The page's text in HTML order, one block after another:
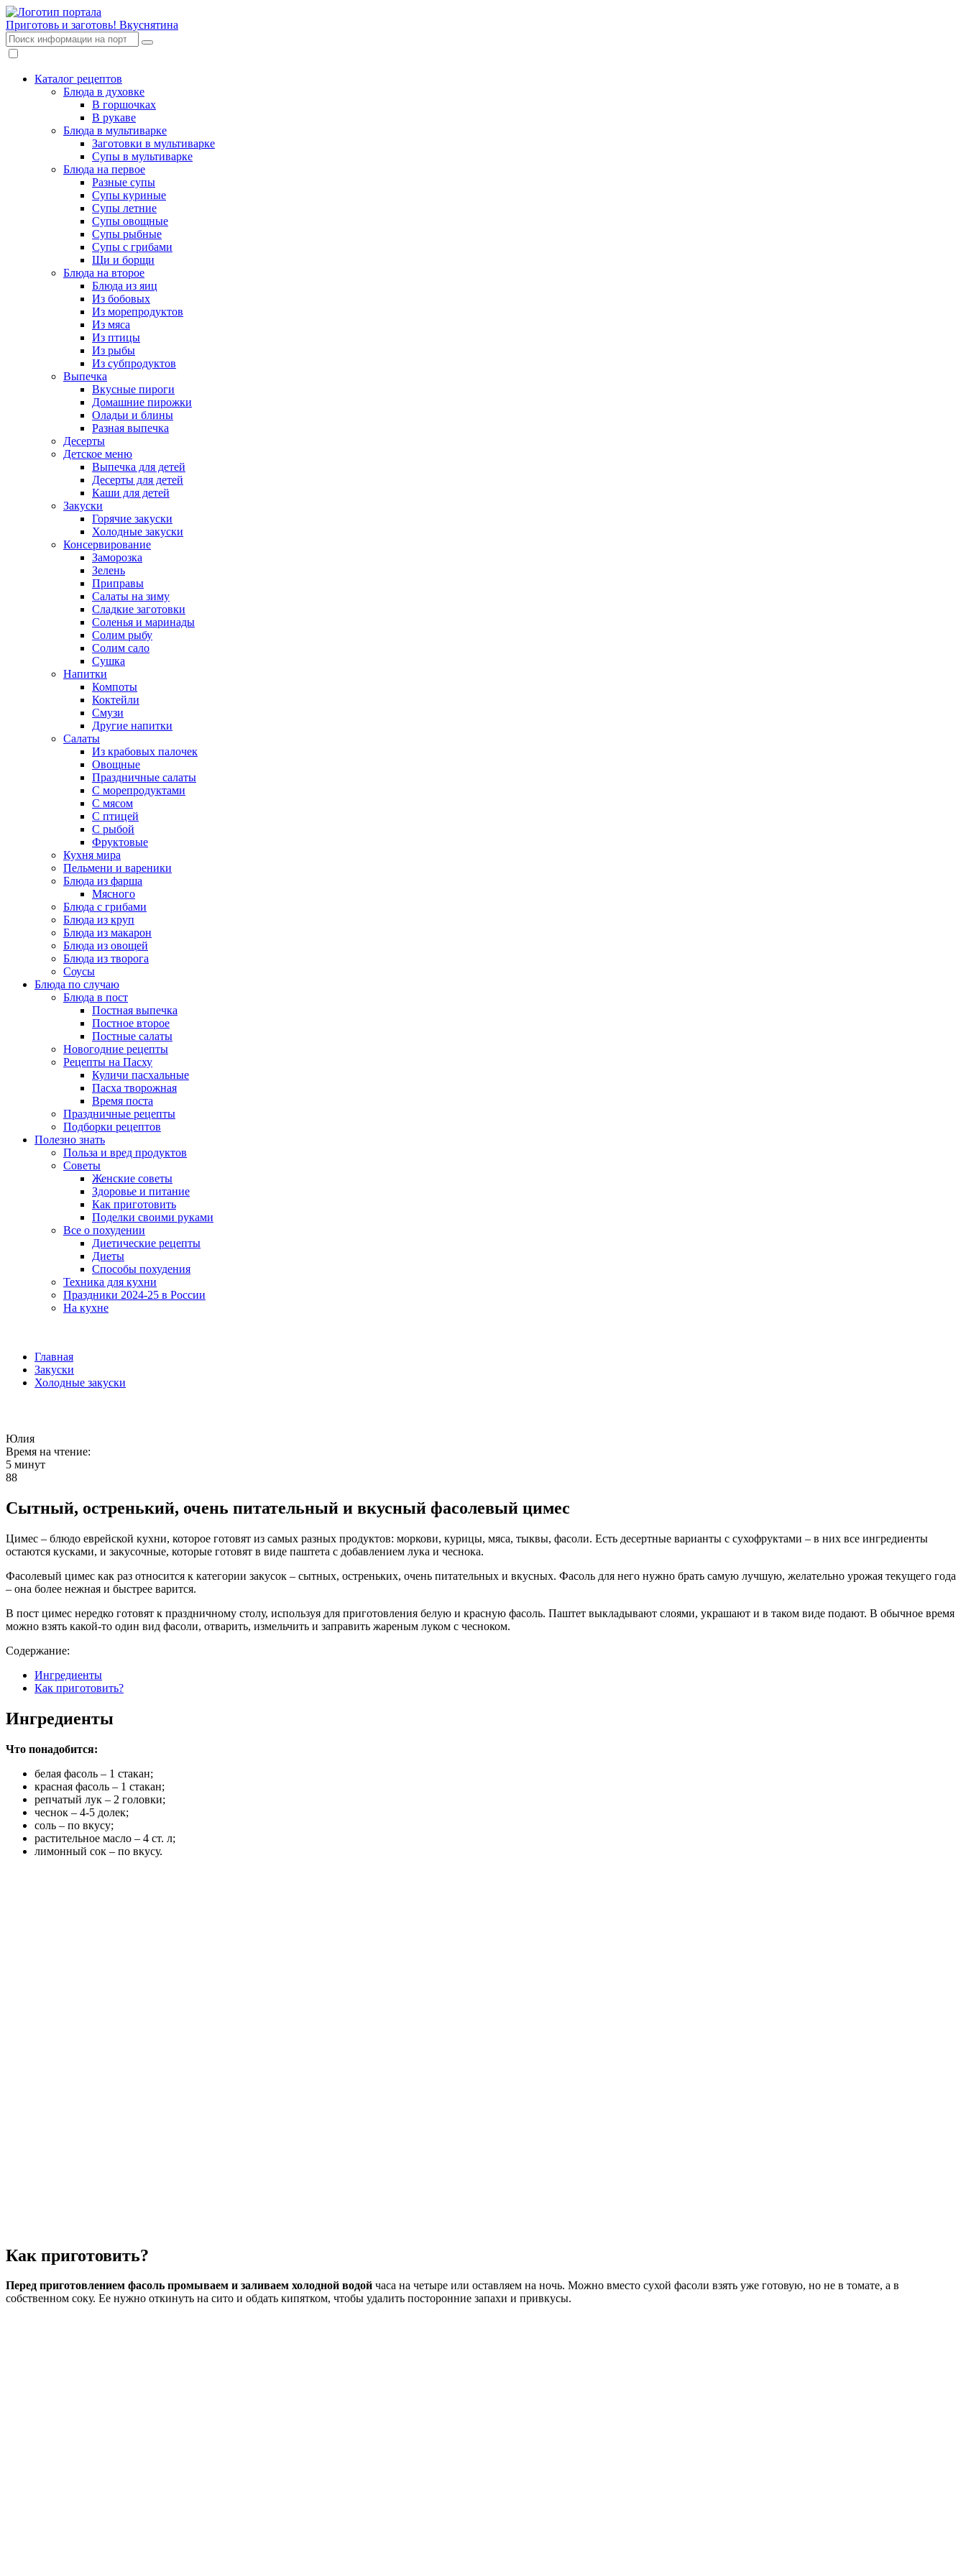
Приготовь и заготовь! Вкуснятина
Каталог рецептов
Блюда в духовке
В горшочках
В рукаве
Блюда в мультиварке
Заготовки в мультиварке
Супы в мультиварке
Блюда на первое
Разные супы
Супы куриные
Супы летние
Супы овощные
Супы рыбные
Супы с грибами
Щи и борщи
Блюда на второе
Блюда из яиц
Из бобовых
Из морепродуктов
Из мяса
Из птицы
Из рыбы
Из субпродуктов
Выпечка
Вкусные пироги
Домашние пирожки
Оладьи и блины
Разная выпечка
Десерты
Детское меню
Выпечка для детей
Десерты для детей
Каши для детей
Закуски
Горячие закуски
Холодные закуски
Консервирование
Заморозка
Зелень
Приправы
Салаты на зиму
Сладкие заготовки
Соленья и маринады
Солим рыбу
Солим сало
Сушка
Напитки
Компоты
Коктейли
Смузи
Другие напитки
Салаты
Из крабовых палочек
Овощные
Праздничные салаты
С морепродуктами
С мясом
С птицей
С рыбой
Фруктовые
Кухня мира
Пельмени и вареники
Блюда из фарша
Мясного
Блюда с грибами
Блюда из круп
Блюда из макарон
Блюда из овощей
Блюда из творога
Соусы
Блюда по случаю
Блюда в пост
Постная выпечка
Постное второе
Постные салаты
Новогодние рецепты
Рецепты на Пасху
Куличи пасхальные
Пасха творожная
Время поста
Праздничные рецепты
Подборки рецептов
Полезно знать
Польза и вред продуктов
Советы
Женские советы
Здоровье и питание
Как приготовить
Поделки своими руками
Все о похудении
Диетические рецепты
Диеты
Способы похудения
Техника для кухни
Праздники 2024-25 в России
На кухне
Главная
Закуски
Холодные закуски
Юлия
Время на чтение:
5 минут
88
Сытный, остренький, очень питательный и вкусный фасолевый цимес
Цимес – блюдо еврейской кухни, которое готовят из самых разных продуктов: моркови, курицы, мяса, тыквы, фасоли. Есть десертные варианты с сухофруктами – в них все ингредиенты
остаются кусками, и закусочные, которые готовят в виде паштета с добавлением лука и чеснока.
Фасолевый цимес как раз относится к категории закусок – сытных, остреньких, очень питательных и вкусных. Фасоль для него нужно брать самую лучшую, желательно урожая текущего года
– она более нежная и быстрее варится.
В пост цимес нередко готовят к праздничному столу, используя для приготовления белую и красную фасоль. Паштет выкладывают слоями, украшают и в таком виде подают. В обычное время
можно взять какой-то один вид фасоли, отварить, измельчить и заправить жареным луком с чесноком.
Содержание:
Ингредиенты
Как приготовить?
Ингредиенты
Что понадобится:
белая фасоль – 1 стакан;
красная фасоль – 1 стакан;
репчатый лук – 2 головки;
чеснок – 4-5 долек;
соль – по вкусу;
растительное масло – 4 ст. л;
лимонный сок – по вкусу.
Как приготовить?
Перед приготовлением фасоль промываем и заливаем холодной водой часа на четыре или оставляем на ночь. Можно вместо сухой фасоли взять уже готовую, но не в томате, а в
собственном соку. Ее нужно откинуть на сито и обдать кипятком, чтобы удалить посторонние запахи и привкусы.